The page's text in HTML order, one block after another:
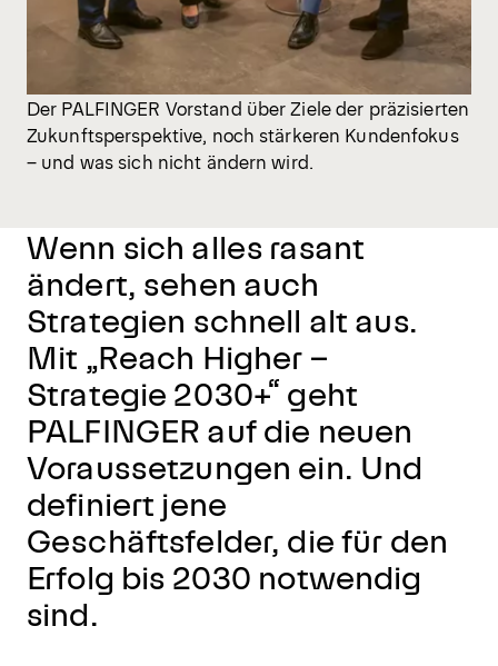
Der PALFINGER Vorstand über Ziele der präzisierten
Zukunftsperspektive, noch stärkeren Kundenfokus
– und was sich nicht ändern wird.
Wenn sich alles rasant
ändert, sehen auch
Strategien schnell alt aus.
Mit „Reach Higher –
Strategie 2030+“ geht
PALFINGER auf die neuen
Voraussetzungen ein. Und
definiert jene
Geschäftsfelder, die für den
Erfolg bis 2030 notwendig
sind.